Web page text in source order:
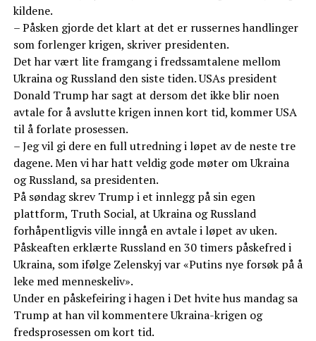
kildene.
– Påsken gjorde det klart at det er russernes handlinger
som forlenger krigen, skriver presidenten.
Det har vært lite framgang i fredssamtalene mellom
Ukraina og Russland den siste tiden. USAs president
Donald Trump har sagt at dersom det ikke blir noen
avtale for å avslutte krigen innen kort tid, kommer USA
til å forlate prosessen.
– Jeg vil gi dere en full utredning i løpet av de neste tre
dagene. Men vi har hatt veldig gode møter om Ukraina
og Russland, sa presidenten.
På søndag skrev Trump i et innlegg på sin egen
plattform, Truth Social, at Ukraina og Russland
forhåpentligvis ville inngå en avtale i løpet av uken.
Påskeaften erklærte Russland en 30 timers påskefred i
Ukraina, som ifølge Zelenskyj var «Putins nye forsøk på å
leke med menneskeliv».
Under en påskefeiring i hagen i Det hvite hus mandag sa
Trump at han vil kommentere Ukraina-krigen og
fredsprosessen om kort tid.